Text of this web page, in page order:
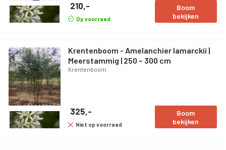
210,-
Op voorraad
Boom
bekijken
Krentenboom - Amelanchier lamarckii |
Meerstammig | 250 – 300 cm
Krentenboom
325,-
Niet op voorraad
Boom
bekijken